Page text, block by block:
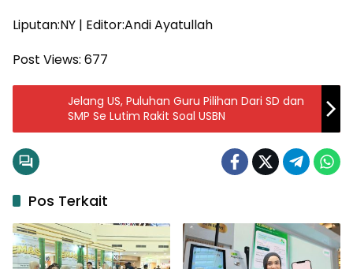
Liputan:NY | Editor:Andi Ayatullah
Post Views: 677
Jelang US, Puluhan Guru Pilihan Dari SD dan
SMP Se Lutim Rakit Soal USBN
Pos Terkait